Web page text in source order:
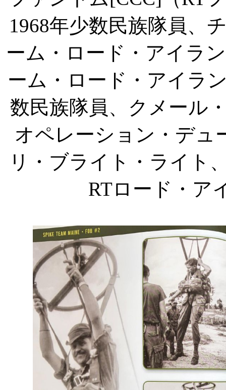
1968年少数民族隊員、
ーム・ロード・アイラ
ーム・ロード・アイラ
数民族隊員、クメール
オペレーション・デュ
リ・ブライト・ライト
RTロード・ア